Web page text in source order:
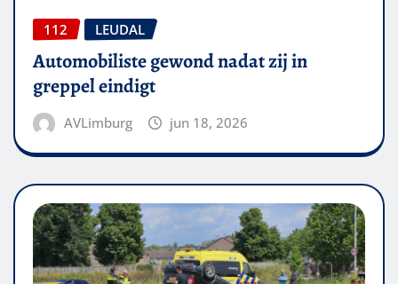
112 LEUDAL
Automobiliste gewond nadat zij in
greppel eindigt
AVLimburg jun 18, 2026